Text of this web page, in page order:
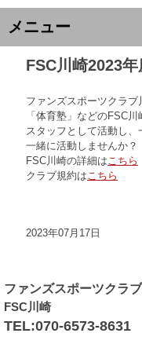
メニュー
FSC川崎2023
ファンズスポーツクラ
「体育塾」などのFSC
スタッフとして活動し
一緒に活動しませんか？
FSC川崎の詳細はこちら
クラブ規約はこちら
2023年07月17日
ファンズスポーツクラ
FSC川崎
TEL:070-6573-8631